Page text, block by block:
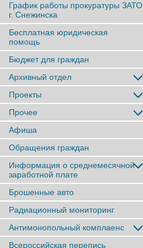
График работы прокуратуры ЗАТО
г. Снежинска
Бесплатная юридическая
помощь
Бюджет для граждан
Архивный отдел
Проекты
Прочее
Афиша
Обращения граждан
Информация о среднемесячной
заработной плате
Брошенные авто
Радиационный мониторинг
Антимонопольный комплаенс
Всероссийская перепись